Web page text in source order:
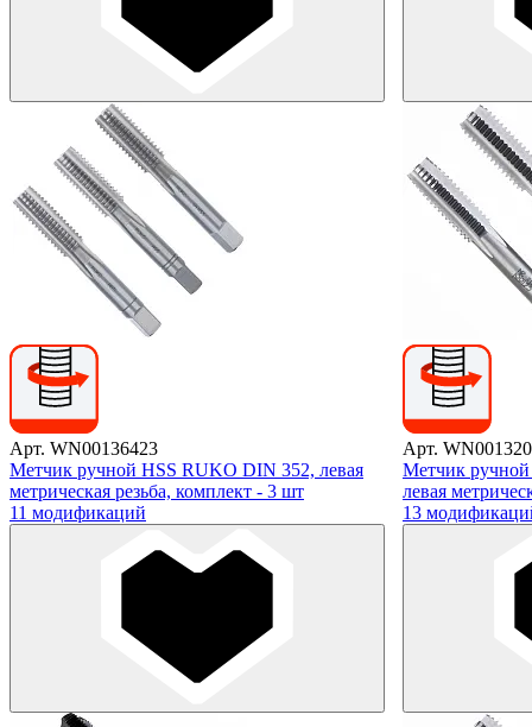
Арт. WN00136423
Метчик ручной HSS RUKO DIN 352, левая
метрическая резьба, комплект - 3 шт
11 модификаций
Арт.
Метчик ручной
левая
13